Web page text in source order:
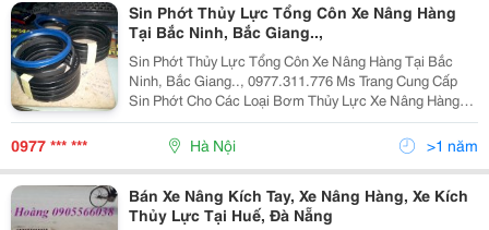
Sin Phớt Thủy Lực Tổng Côn Xe Nâng Hàng
Tại Bắc Ninh, Bắc Giang..,
Sin Phớt Thủy Lực Tổng Côn Xe Nâng Hàng Tại Bắc
Ninh, Bắc Giang.., 0977.311.776 Ms Trang Cung Cấp
Sin Phớt Cho Các Loại Bơm Thủy Lực Xe Nâng Hàng
Chính Hãng Cung Cấp Sin Phớt Thủy Lực Cho Tổng
Côn, Tổng Phanh Của Các Dòng Xe Nâng Hàng Như:
0977 *** *** Hà Nội >1 năm
Bán Xe Nâng Kích Tay, Xe Nâng Hàng, Xe Kích
Thủy Lực Tại Huế, Đà Nẵng